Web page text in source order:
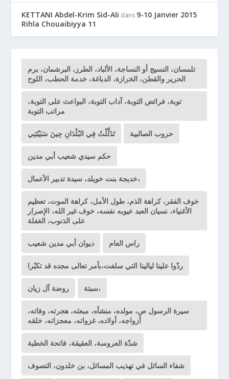
KETTANI Abdel-Krim Sid-Ali dans 9-10 Janvier 2015
Rihla Chouaibiyya 11
تلمسان، النسيج أو النساجة، الألباد، الطرز، البرشمان، برم
الحرير والقطن، الخرازة، الدباغة، خدمة الحطب، اللوح
توبة، فرائض التوبة، آداب التوبة، البواعث على التوبة،
مراتب التوبة
تَذَلَّلْتُ فِي البُلْدَانِ حِينَ سَبَيْتَنِي حروب الصالبية
حكم سيدي شعيب أبي مدين
خديجة بنت خويلد، سيدة تدبير الأعمال،
خوف الفقر، كراهة الذم، طول الأمل، كراهة الموت، تعظيم
الأغنياء، نسيان العبد عيوبه نفسه، خوف غير الله، الإصرار
على الذنوب، الغفلة
ديوان أبي مدين شعيب راس العام
ردّوا علينا ليالينا التي سلفت،بأمر تعالى مجده قد تكبّرا
روضة آل زيان سبتة،
سيرة الرسول ص، مولده، منشأه، مبعثه، هجرته، وفاته،
أزواجه، أولاده، غزواته، معجزاته، خلقه
شدّة العروسة، العقيقة، فاتحة الخطبة
شفاء السائل في تهذيب المسائل، بن خلدون، التصوف